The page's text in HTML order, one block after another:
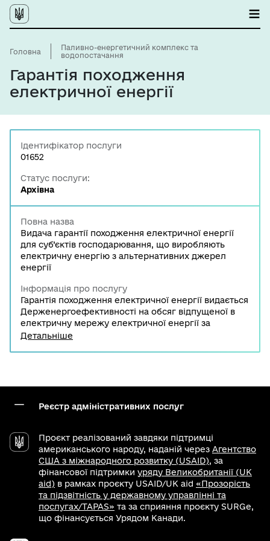
Головна
Паливно-енергетичний комплекс та
водопостачання
Гарантія походження
електричної енергії
Ідентифікатор послуги
01652
Статус послуги:
Архівна
Повна назва
Видача гарантії походження електричної енергії
для суб’єктів господарювання, що виробляють
електричну енергію з альтернативних джерел
енергії
Інформація про послугу
Гарантія походження електричної енергії видається
Держенергоефективності на обсяг відпущеної в
електричну мережу електричної енергії за
операційний період для кожної установки окремо
виробленої електричної енергії за операційний
Детальніше
Реєстр адміністративних послуг
Проєкт реалізований завдяки підтримці
американського народу, наданій через Агентство
США з міжнародного розвитку (USAID), за
фінансової підтримки уряду Великобританії (UK
aid) в рамках проєкту USAID/UK aid «Прозорість
та підзвітність у державному управлінні та
послугах/TAPAS» та за сприяння проєкту SURGe,
що фінансується Урядом Канади.